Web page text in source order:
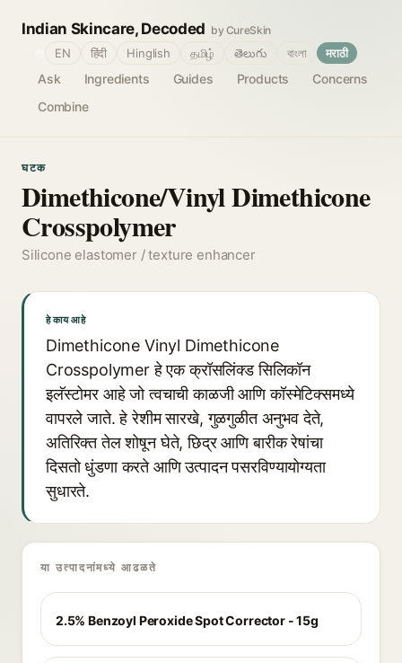
Indian Skincare, Decoded by CureSkin
Ask Ingredients Guides Products
Concerns
Combine
EN हिंदी Hinglish தமிழ் తెలుగు বাংলা मराठी
घटक
Dimethicone/Vinyl Dimethicone
Crosspolymer
Silicone elastomer / texture enhancer
हे काय आहे
Dimethicone Vinyl Dimethicone
Crosspolymer हे एक क्रॉसलिंक्ड सिलिकॉन
इलॅस्टोमर आहे जो त्वचाची काळजी आणि कॉस्मेटिक्समध्ये
वापरले जाते. हे रेशीम सारखे, गुळगुळीत अनुभव देते,
अतिरिक्त तेल शोषून घेते, छिद्र आणि बारीक रेषांचा
दिसतो धुंडणा करते आणि उत्पादन पसरविण्यायोग्यता
सुधारते.
या उत्पादनांमध्ये आढळते
2.5% Benzoyl Peroxide Spot Corrector - 15g